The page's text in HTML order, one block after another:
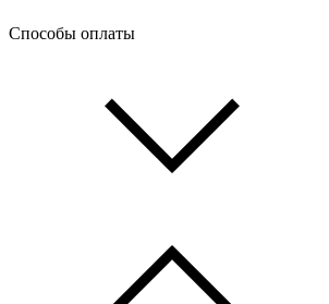
Способы оплаты